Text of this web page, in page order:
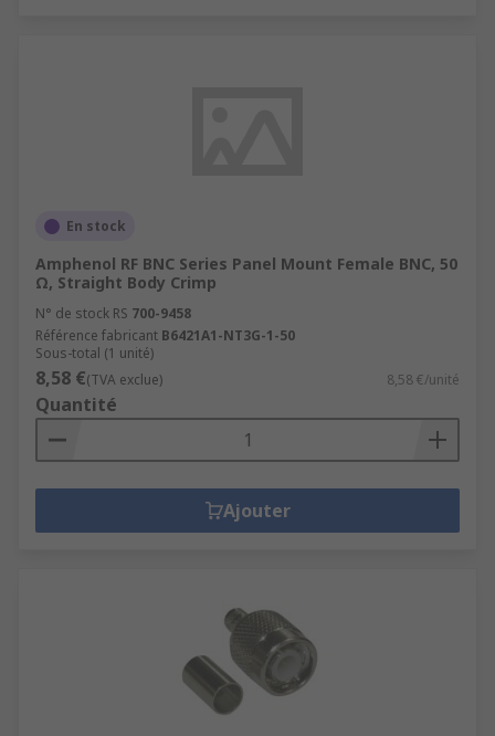
En stock
Amphenol RF BNC Series Panel Mount Female BNC, 50
Ω, Straight Body Crimp
N° de stock RS 700-9458
Référence fabricant B6421A1-NT3G-1-50
Sous-total (1 unité)
8,58 €(TVA exclue) 8,58 €/unité
Quantité
Ajouter